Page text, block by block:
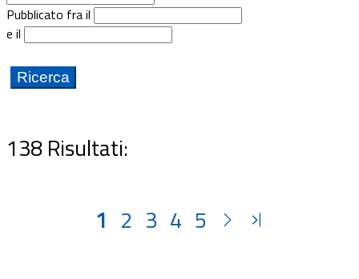
Documenti
Bandi
Pubblicato fra il
e il
138 Risultati:
1 2 3 4 5